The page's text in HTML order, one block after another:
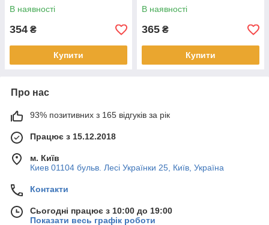
В наявності
354 ₴
Купити
В наявності
365 ₴
Купити
Про нас
93% позитивних з 165 відгуків за рік
Працює з 15.12.2018
м. Київ
Киев 01104 бульв. Лесі Українки 25, Київ, Україна
Контакти
Сьогодні працює з 10:00 до 19:00
Показати весь графік роботи